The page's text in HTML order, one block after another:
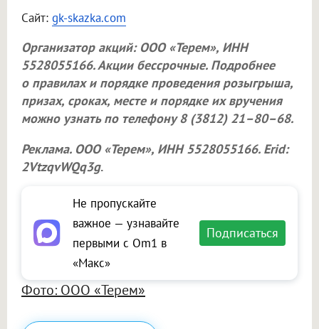
Сайт: gk-skazka.com
Организатор акций: ООО «Терем», ИНН
5528055166. Акции бессрочные. Подробнее
о правилах и порядке проведения розыгрыша,
призах, сроках, месте и порядке их вручения
можно узнать по телефону 8 (3812) 21–80–68.
Реклама. ООО «Терем», ИНН 5528055166. Erid:
2VtzqvWQq3g.
Не пропускайте
важное — узнавайте
первыми с Om1 в
«Макс»
Подписаться
Фото: ООО «Терем»